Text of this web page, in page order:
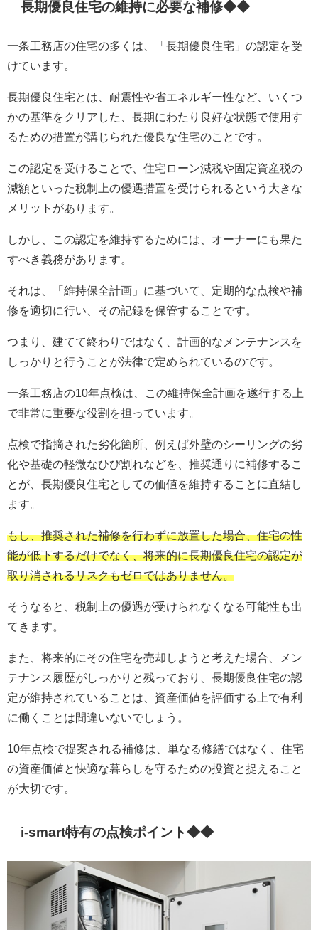
長期優良住宅の維持に必要な補修◆◆
一条工務店の住宅の多くは、「長期優良住宅」の認定を受
けています。
長期優良住宅とは、耐震性や省エネルギー性など、いくつ
かの基準をクリアした、長期にわたり良好な状態で使用す
るための措置が講じられた優良な住宅のことです。
この認定を受けることで、住宅ローン減税や固定資産税の
減額といった税制上の優遇措置を受けられるという大きな
メリットがあります。
しかし、この認定を維持するためには、オーナーにも果た
すべき義務があります。
それは、「維持保全計画」に基づいて、定期的な点検や補
修を適切に行い、その記録を保管することです。
つまり、建てて終わりではなく、計画的なメンテナンスを
しっかりと行うことが法律で定められているのです。
一条工務店の10年点検は、この維持保全計画を遂行する上
で非常に重要な役割を担っています。
点検で指摘された劣化箇所、例えば外壁のシーリングの劣
化や基礎の軽微なひび割れなどを、推奨通りに補修するこ
とが、長期優良住宅としての価値を維持することに直結し
ます。
もし、推奨された補修を行わずに放置した場合、住宅の性
能が低下するだけでなく、将来的に長期優良住宅の認定が
取り消されるリスクもゼロではありません。
そうなると、税制上の優遇が受けられなくなる可能性も出
てきます。
また、将来的にその住宅を売却しようと考えた場合、メン
テナンス履歴がしっかりと残っており、長期優良住宅の認
定が維持されていることは、資産価値を評価する上で有利
に働くことは間違いないでしょう。
10年点検で提案される補修は、単なる修繕ではなく、住宅
の資産価値と快適な暮らしを守るための投資と捉えること
が大切です。
i-smart特有の点検ポイント◆◆